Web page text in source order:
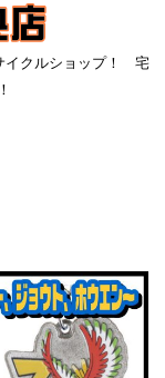
イクルショップ！ 宅